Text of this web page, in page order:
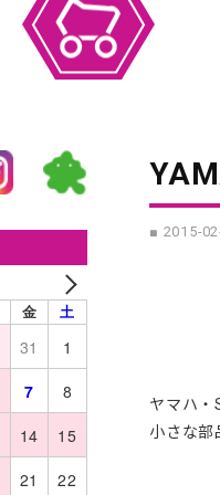
金 土
31
1
7
8
14
15
21 22
■ 2015-
ヤマハ
小さな